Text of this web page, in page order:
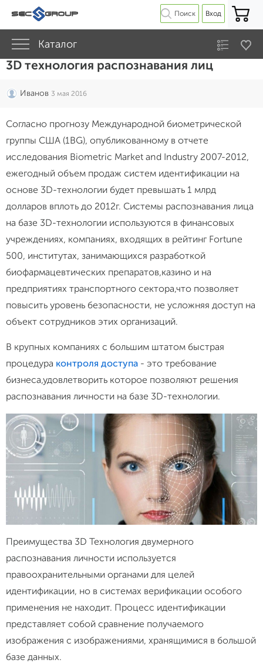
Поиск Вход
Каталог
3D технология распознавания лиц
Иванов 3 мая 2016
Согласно прогнозу Международной биометрической
группы США (1BG), опубликованному в отчете
исследования Biometric Market and Industry 2007-2012,
ежегодный объем продаж систем идентификации на
основе 3D-технологии будет превышать 1 млрд
долларов вплоть до 2012г. Системы распознавания лица
на базе 3D-технологии используются в финансовых
учреждениях, компаниях, входящих в рейтинг Fortune
500, институтах, занимающихся разработкой
биофармацевтических препаратов,казино и на
предприятиях транспортного сектора,что позволяет
повысить уровень безопасности, не усложняя доступ на
объект сотрудников этих организаций.
В крупных компаниях с большим штатом быстрая
процедура контроля доступа - это требование
бизнеса,удовлетворить которое позволяют решения
распознавания личности на базе 3D-технологии.
Преимущества 3D Технология двумерного
распознавания личности используется
правоохранительными органами для целей
идентификации, но в системах верификации особого
применения не находит. Процесс идентификации
представляет собой сравнение получаемого
изображения с изображениями, хранящимися в большой
базе данных.